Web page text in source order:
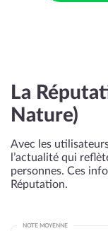
La
Nature)
Avec les
l’actualité qui
personnes. Ces
Réputation.
NOTE MOYENNE